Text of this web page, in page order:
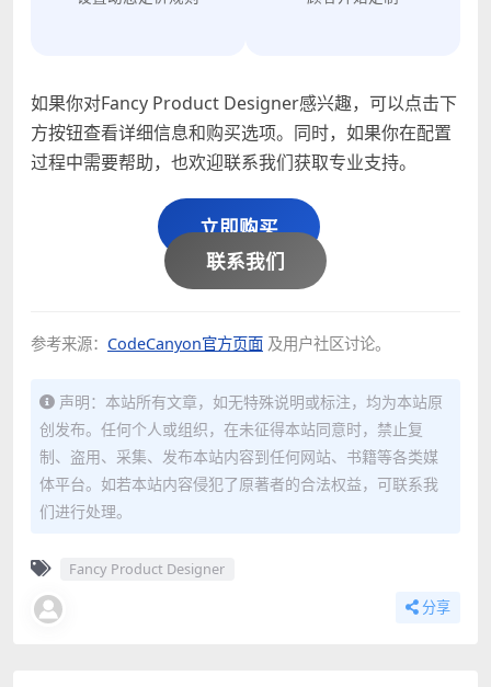
如果你对Fancy Product Designer感兴趣，可以点击下
方按钮查看详细信息和购买选项。同时，如果你在配置
过程中需要帮助，也欢迎联系我们获取专业支持。
立即购买
联系我们
参考来源： CodeCanyon官方页面 及用户社区讨论。
声明：本站所有文章，如无特殊说明或标注，均为本站原
创发布。任何个人或组织，在未征得本站同意时，禁止复
制、盗用、采集、发布本站内容到任何网站、书籍等各类媒
体平台。如若本站内容侵犯了原著者的合法权益，可联系我
们进行处理。
Fancy Product Designer
分享